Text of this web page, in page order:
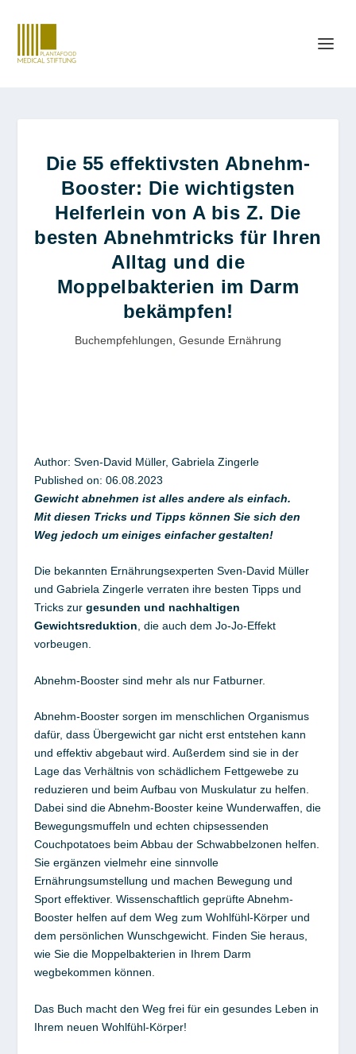
Die 55 effektivsten Abnehm-
Booster: Die wichtigsten
Helferlein von A bis Z. Die
besten Abnehmtricks für Ihren
Alltag und die
Moppelbakterien im Darm
bekämpfen!
Buchempfehlungen Gesunde Ernährung
Author: Sven-David Müller, Gabriela Zingerle
Published on: 06.08. 2023
Gewicht abnehmen ist alles andere als einfach.
Mit diesen Tricks und Tipps können Sie sich den
Weg jedoch um einiges einfacher gestalten!
Die bekannten Ernährungsexperten Sven-David Müller
und Gabriela Zingerle verraten ihre besten Tipps und
Tricks zur gesunden und nachhaltigen
Gewichtsreduktion, die auch dem Jo-Jo-Effekt
vorbeugen.
Abnehm-Booster sind mehr als nur Fatburner.
Abnehm-Booster sorgen im menschlichen Organismus
dafür, dass Übergewicht gar nicht erst entstehen kann
und effektiv abgebaut wird. Außerdem sind sie in der
Lage das Verhältnis von schädlichem Fettgewebe zu
reduzieren und beim Aufbau von Muskulatur zu helfen.
Dabei sind die Abnehm-Booster keine Wunderwaffen, die
Bewegungsmuffeln und echten chipsessenden
Couchpotatoes beim Abbau der Schwabbelzonen helfen.
Sie ergänzen vielmehr eine sinnvolle
Ernährungsumstellung und machen Bewegung und
Sport effektiver. Wissenschaftlich geprüfte Abnehm-
Booster helfen auf dem Weg zum Wohlfühl-Körper und
dem persönlichen Wunschgewicht. Finden Sie heraus,
wie Sie die Moppelbakterien in Ihrem Darm
wegbekommen können.
Das Buch macht den Weg frei für ein gesundes Leben in
Ihrem neuen Wohlfühl-Körper!